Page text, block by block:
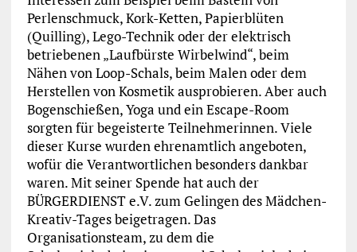
Perlenschmuck, Kork-Ketten, Papierblüten
(Quilling), Lego-Technik oder der elektrisch
betriebenen „Laufbürste Wirbelwind“, beim
Nähen von Loop-Schals, beim Malen oder dem
Herstellen von Kosmetik ausprobieren. Aber auch
Bogenschießen, Yoga und ein Escape-Room
sorgten für begeisterte Teilnehmerinnen. Viele
dieser Kurse wurden ehrenamtlich angeboten,
wofür die Verantwortlichen besonders dankbar
waren. Mit seiner Spende hat auch der
BÜRGERDIENST e.V. zum Gelingen des Mädchen-
Kreativ-Tages beigetragen. Das
Organisationsteam, zu dem die